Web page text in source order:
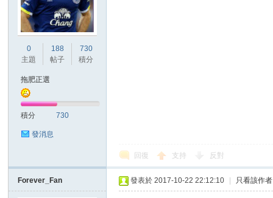
0
主題
188
帖子
730
積分
拖肥正選
積分 730
發消息
回復 支持 反對
Forever_Fan 發表於 2017-10-22 22:12:10 只看該作者